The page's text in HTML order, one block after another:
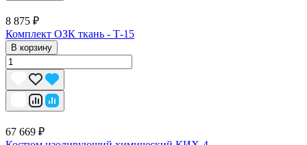
8 875 ₽
Комплект ОЗК ткань - Т-15
В корзину
67 669 ₽